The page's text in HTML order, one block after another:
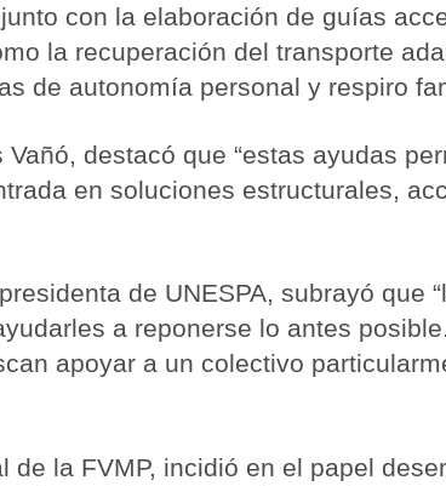
con la elaboración de guías
la recuperación del transporte
de autonomía personal y respiro
destacó que “estas ayudas
en soluciones estructurales,
de UNESPA, subrayó que
a reponerse lo antes
apoyar a un colectivo
de la FVMP, incidió en el papel